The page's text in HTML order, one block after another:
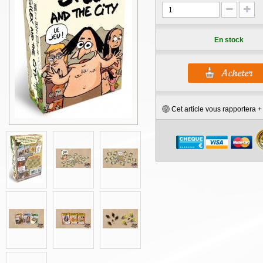
En stock
Cet article vous rapportera +